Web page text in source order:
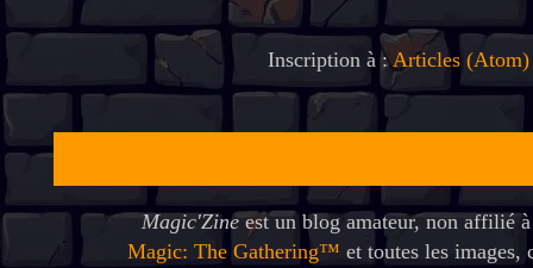
Inscription à :Articles (Atom)
Magic'Zineest un blog amateur, non affilié
Magic: The Gathering™ et toutes les images,